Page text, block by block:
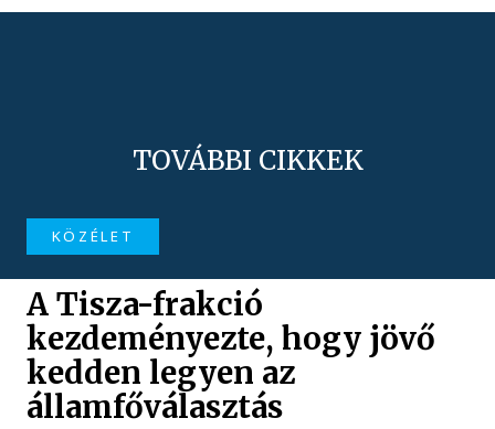
TOVÁBBI CIKKEK
KÖZÉLET
A Tisza-frakció
kezdeményezte, hogy jövő
kedden legyen az
államfőválasztás